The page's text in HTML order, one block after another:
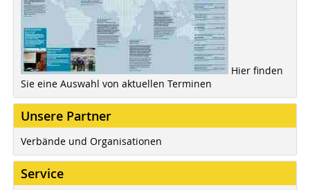
Hier finden
Sie eine Auswahl von aktuellen Terminen
Unsere Partner
Verbände und Organisationen
Service